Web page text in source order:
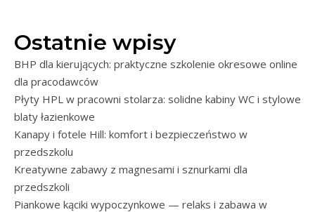
Ostatnie wpisy
BHP dla kierujących: praktyczne szkolenie okresowe online
dla pracodawców
Płyty HPL w pracowni stolarza: solidne kabiny WC i stylowe
blaty łazienkowe
Kanapy i fotele Hill: komfort i bezpieczeństwo w
przedszkolu
Kreatywne zabawy z magnesami i sznurkami dla
przedszkoli
Piankowe kąciki wypoczynkowe — relaks i zabawa w